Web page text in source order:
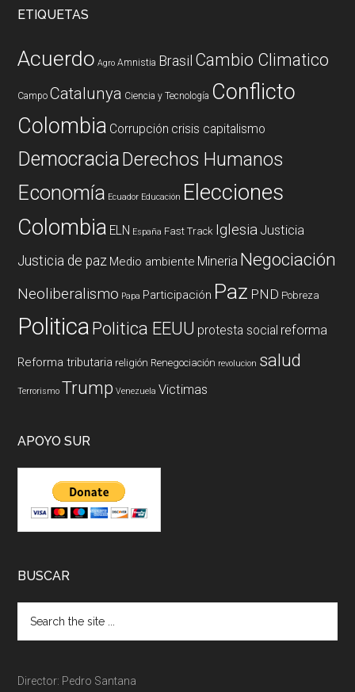
ETIQUETAS
Acuerdo Agro Amnistia Brasil Cambio Climatico
Campo Catalunya Ciencia y Tecnología Conflicto
Colombia Corrupción crisis capitalismo
DemocraciaDerechos Humanos
Economía Ecuador Educación Elecciones
Colombia ELN España Fast Track Iglesia Justicia
Justicia de paz Medio ambiente Mineria Negociación
Neoliberalismo Papa Participación Paz PND Pobreza
PoliticaPolitica EEUU protesta social reforma
Reforma tributaria religión Renegociación revolucion salud
Terrorismo Trump Venezuela Victimas
APOYO SUR
BUSCAR
Director: Pedro Santana